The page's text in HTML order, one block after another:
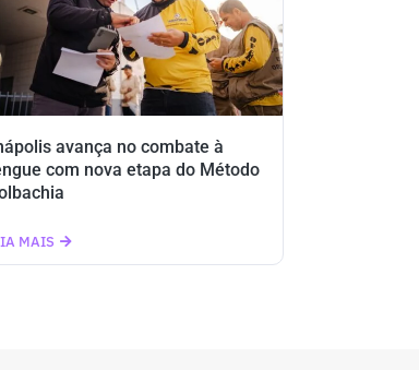
avança no combate à
com nova etapa do Método
MAIS